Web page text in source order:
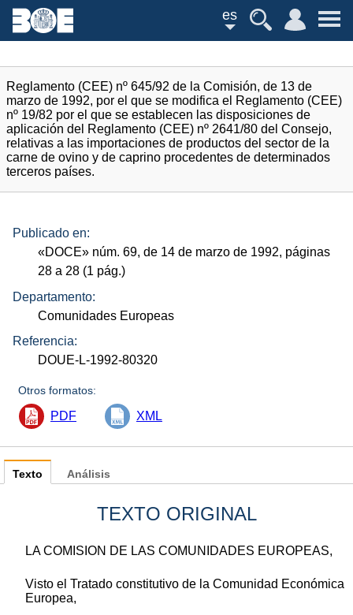
es
Reglamento (CEE) nº 645/92 de la Comisión, de 13 de
marzo de 1992, por el que se modifica el Reglamento (CEE)
nº 19/82 por el que se establecen las disposiciones de
aplicación del Reglamento (CEE) nº 2641/80 del Consejo,
relativas a las importaciones de productos del sector de la
carne de ovino y de caprino procedentes de determinados
terceros países.
Publicado en:
«DOCE» núm. 69, de 14 de marzo de 1992, páginas
28 a 28 (1 pág.)
Departamento:
Comunidades Europeas
Referencia:
DOUE-L-1992-80320
Otros formatos:
PDF XML
Texto
TEXTO ORIGINAL
LA COMISION DE LAS COMUNIDADES EUROPEAS,
Visto el Tratado constitutivo de la Comunidad Económica
Europea,
Análisis